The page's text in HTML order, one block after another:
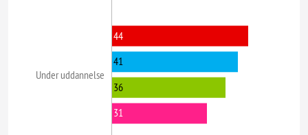
Under uddannelse
44
41
36
31